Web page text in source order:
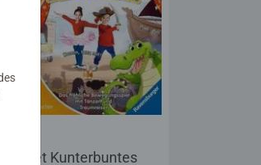
Set Kunterbuntes